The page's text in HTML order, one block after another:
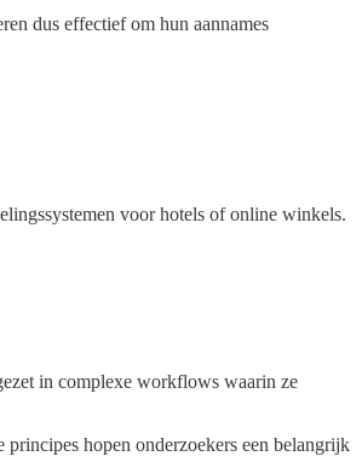
dus effectief om hun aannames
voor hotels of online winkels.
in complexe workflows waarin ze
hopen onderzoekers een belangrijk